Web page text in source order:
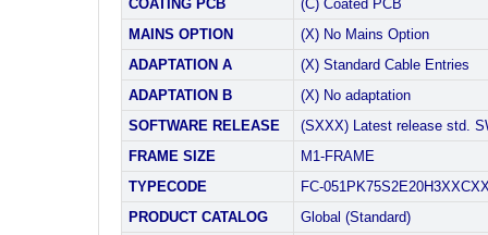
COATING PCB
(C) Coated PCB
MAINS OPTION
(X) No Mains Option
ADAPTATION A
(X) Standard Cable Entries
ADAPTATION B
(X) No adaptation
SOFTWARE RELEASE
(SXXX) Latest release std.
FRAME SIZE
M1-FRAME
TYPECODE
FC-
PRODUCT CATALOG
Global (Standard)